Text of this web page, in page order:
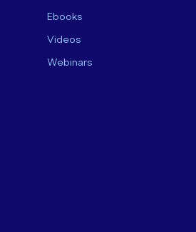
Ebooks
Videos
Webinars